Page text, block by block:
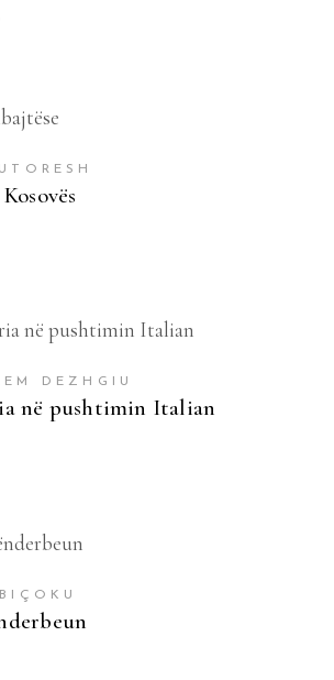
NË SHPORTË
NË SHPORTË
DEZHGIU
në pushtimin Italian